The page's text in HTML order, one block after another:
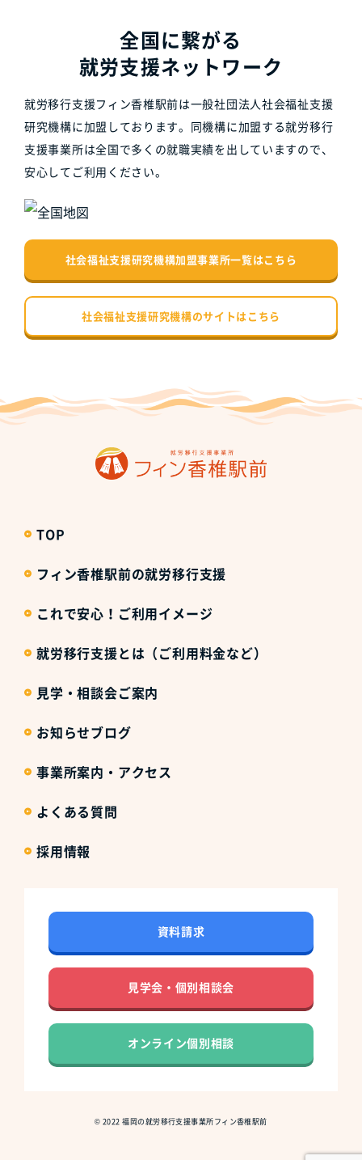
全国に繋がる
就労支援ネットワーク
就労移行支援フィン香椎駅前は一般社団法人社会福祉支援
研究機構に加盟しております。同機構に加盟する就労移行
支援事業所は全国で多くの就職実績を出していますので、
安心してご利用ください。
社会福祉支援研究機構加盟事業所一覧はこちら
社会福祉支援研究機構のサイトはこちら
TOP
フィン香椎駅前の就労移行支援
これで安心！ご利用イメージ
就労移行支援とは（ご利用料金など）
見学・相談会ご案内
お知らせブログ
事業所案内・アクセス
よくある質問
採用情報
資料請求
見学会・個別相談会
オンライン個別相談
© 2022福岡の就労移行支援事業所フィン香椎駅前